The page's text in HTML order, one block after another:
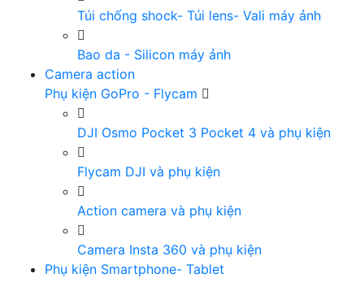
Túi chống shock- Túi lens- Vali máy ảnh
Bao da - Silicon máy ảnh
Camera action
Phụ kiện GoPro - Flycam
DJI Osmo Pocket 3 Pocket 4 và phụ kiện
Flycam DJI và phụ kiện
Action camera và phụ kiện
Camera Insta 360 và phụ kiện
Phụ kiện Smartphone- Tablet